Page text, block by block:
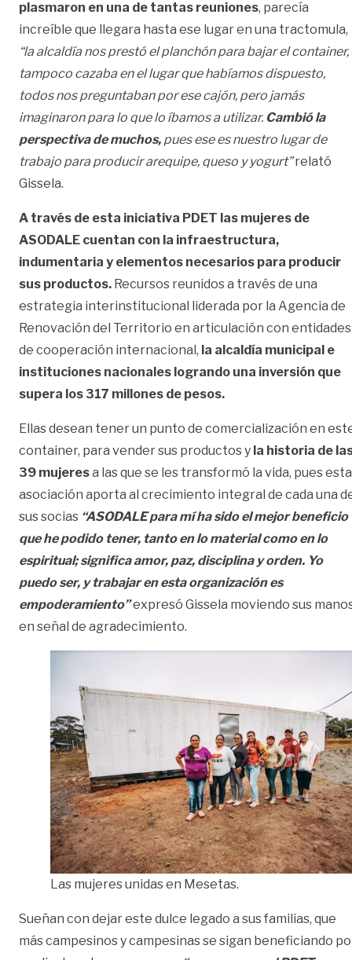
plasmaron en una de tantas reuniones, parecía
increíble que llegara hasta ese lugar en una tractomula,
“la alcaldía nos prestó el planchón para bajar el container,
tampoco cazaba en el lugar que habíamos dispuesto,
todos nos preguntaban por ese cajón, pero jamás
imaginaron para lo que lo íbamos a utilizar. Cambió la
perspectiva de muchos, pues ese es nuestro lugar de
trabajo para producir arequipe, queso y yogurt”relató
Gissela.
A través de esta iniciativa PDET las mujeres de
ASODALE cuentan con la infraestructura,
indumentaria y elementos necesarios para producir
sus productos. Recursos reunidos a través de una
estrategia interinstitucional liderada por la Agencia de
Renovación del Territorio en articulación con entidades
de cooperación internacional, la alcaldía municipal e
instituciones nacionales logrando una inversión que
supera los 317 millones de pesos.
Ellas desean tener un punto de comercialización en
container, para vender sus productos y la historia de
39 mujeresa las que se les transformó la vida, pues esta
asociación aporta al crecimiento integral de cada una
sus socias “ASODALE para mí ha sido el mejor beneficio
que he podido tener, tanto en lo material como en lo
espiritual; significa amor, paz, disciplina y orden. Yo
puedo ser, y trabajar en esta organización es
empoderamiento”expresó Gissela moviendo sus
en señal de agradecimiento.
Las mujeres unidas en Mesetas.
Sueñan con dejar este dulce legado a sus familias, que
más campesinos y campesinas se sigan beneficiando